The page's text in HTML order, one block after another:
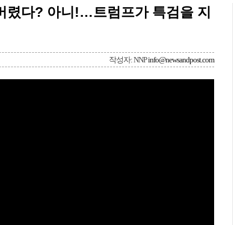
렸다? 아니!…트럼프가 특검을 지
작성자: NNPinfo@newsandpost.com